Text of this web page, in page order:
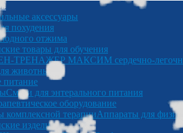
аксессуары
похудения
отжима
товары для обучения
ТРЕНАЖЕР МАКСИМ сердечно-
животных
питание
Смеси для энтерального питания
оборудование
комплексной терапииАппараты для
изделия